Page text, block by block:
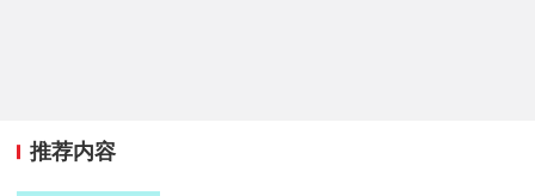
推荐内容